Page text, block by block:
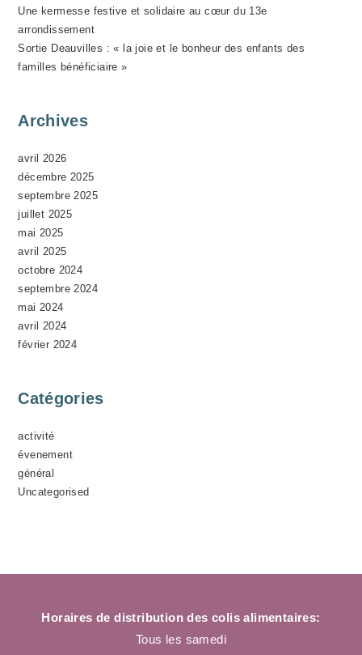
E
M
E
N
Une kermesse festive et solidaire au cœur du 13e
arrondissement
Sortie Deauvilles : « la joie et le bonheur des enfants des
familles bénéficiaire »
Archives
avril 2026
décembre 2025
septembre 2025
juillet 2025
mai 2025
avril 2025
octobre 2024
septembre 2024
mai 2024
avril 2024
février 2024
Catégories
activité
évenement
général
Uncategorised
Horaires de distribution des colis alimentaires:
Tous les samedi